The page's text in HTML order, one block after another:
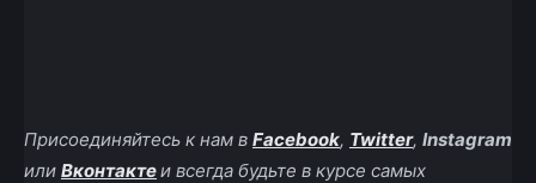
Присоединяйтесь к нам в Facebook, Twitter, Instagram
или Вконтактеи всегда будьте в курсе самых